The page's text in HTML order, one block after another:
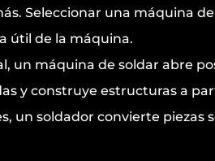
Seleccionar una máquina
útil de la máquina.
un máquina de soldarabre
y construye estructuras a
un soldador convierte